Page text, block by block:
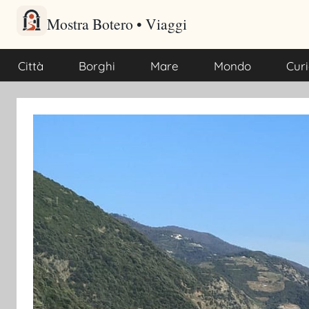
Salta
contenuto
Mostra Botero –
Viaggi culturali e itinerari turistici per gli amanti dei viaggi
Città Borghi Mare Mondo